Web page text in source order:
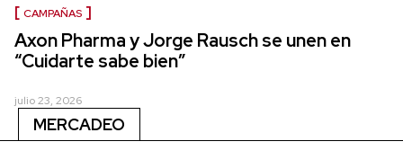
CAMPAÑAS
Axon Pharma y Jorge Rausch se unen en
“Cuidarte sabe bien”
julio 23, 2026
MERCADEO